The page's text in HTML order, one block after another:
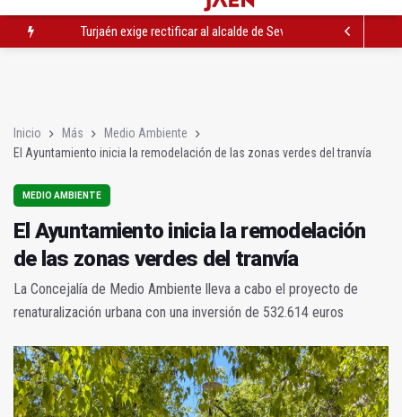
Turjaén exige rectificar al alcalde de Sevilla por
Inicio Más
Medio Ambiente
El Ayuntamiento inicia la remodelación de las zonas verdes del tranvía
MEDIO AMBIENTE
El Ayuntamiento inicia la remodelación
de las zonas verdes del tranvía
La Concejalía de Medio Ambiente lleva a cabo el proyecto de
renaturalización urbana con una inversión de 532.614 euros